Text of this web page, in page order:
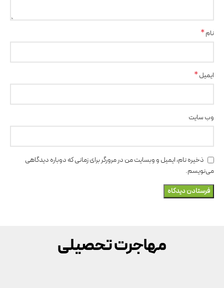
نام*
ایمیل*
وب‌ سایت
ذخیره نام، ایمیل و وبسایت من در مرورگر برای زمانی که دوباره دیدگاهی
می‌نویسم.
مهاجرت تحصیلی